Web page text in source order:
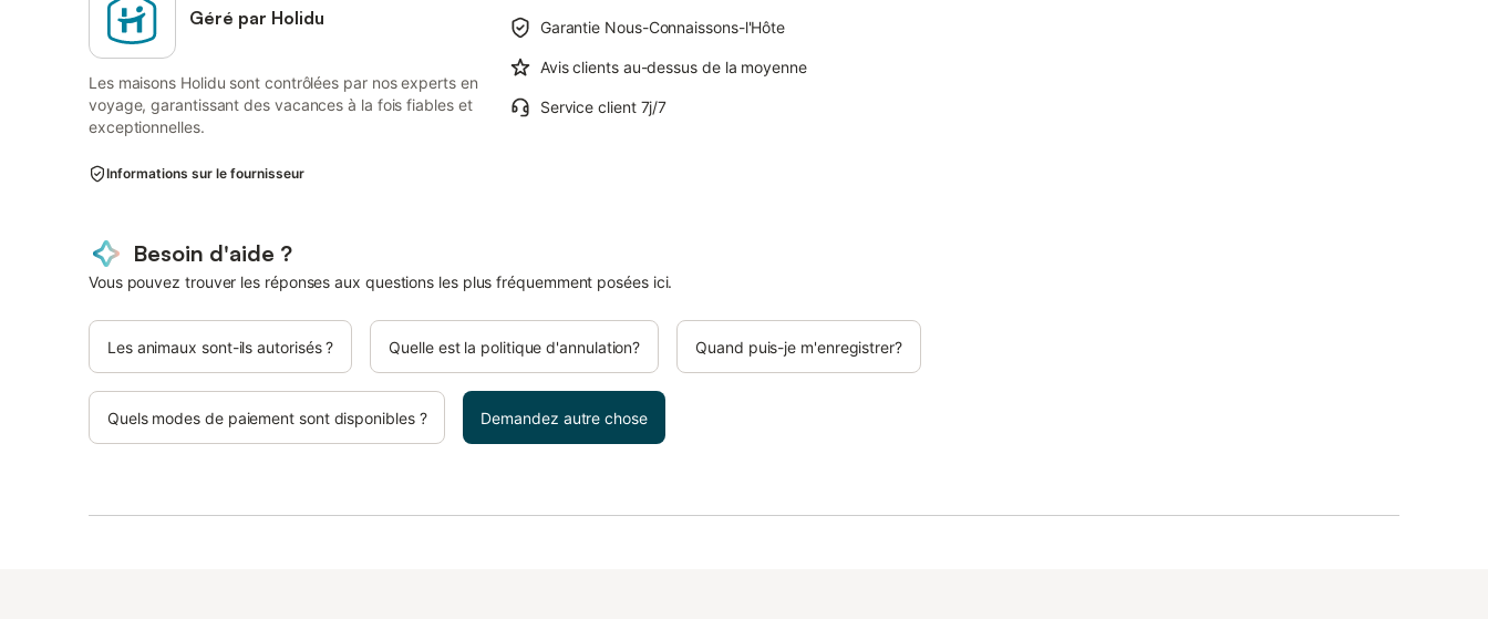
Géré par Holidu
Les maisons Holidu sont contrôlées par nos experts en
voyage, garantissant des vacances à la fois fiables et
exceptionnelles.
Garantie Nous-Connaissons-l'Hôte
Avis clients au-dessus de la moyenne
Service client 7j/7
Informations sur le fournisseur
Besoin d'aide ?
Vous pouvez trouver les réponses aux questions les plus fréquemment posées ici.
Les animaux sont-ils autorisés ? Quelle est la politique d'annulation? Quand puis-je m'enregistrer?
Quels modes de paiement sont disponibles ? Demandez autre chose